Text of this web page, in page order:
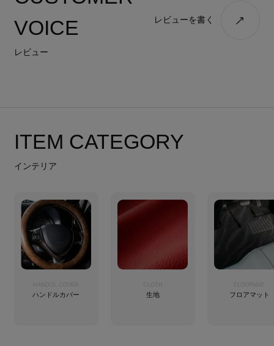
VOICE
レビュー
レビューを書く
ITEM CATEGORY
インテリア
ハンドルカバー 生地 フロアマット